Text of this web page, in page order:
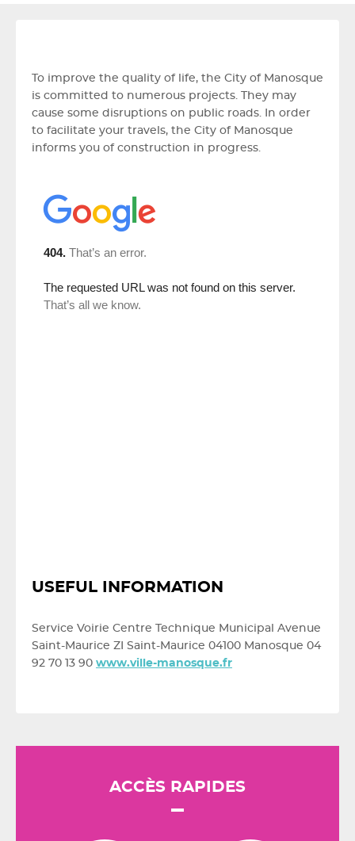
To improve the quality of life, the City of Manosque
is committed to numerous projects. They may
cause some disruptions on public roads. In order
to facilitate your travels, the City of Manosque
informs you of construction in progress.
USEFUL INFORMATION
Service Voirie Centre Technique Municipal Avenue
Saint-Maurice ZI Saint-Maurice 04100 Manosque 04
92 70 13 90 www.ville-manosque.fr
ACCÈS RAPIDES